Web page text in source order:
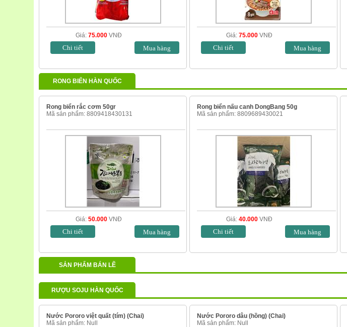
Giá: 75.000 VNĐ
Chi tiết
Giá: 75.000 VNĐ
Chi tiết
RONG BIỂN HÀN QUỐC
Rong biển rắc cơm 50gr
Mã sản phẩm: 8809418430131
Giá: 50.000 VNĐ
Chi tiết
Rong biển nấu canh DongBang 50g
Mã sản phẩm: 8809689430021
Giá: 40.000 VNĐ
Chi tiết
SẢN PHẨM BÁN LẼ
RƯỢU SOJU HÀN QUỐC
Nước Pororo việt quất (tím) (Chai)
Mã sản phẩm: Null
Nước Pororo dâu (hồng) (Chai)
Mã sản phẩm: Null